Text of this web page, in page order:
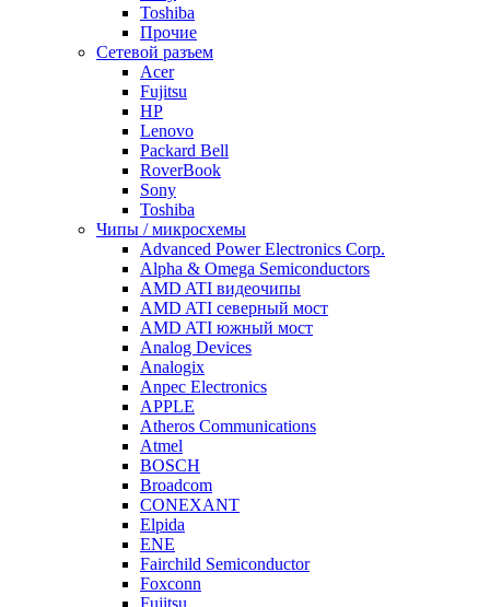
Toshiba
Прочие
Сетевой разъем
Acer
Fujitsu
HP
Lenovo
Packard Bell
RoverBook
Sony
Toshiba
Чипы / микросхемы
Advanced Power Electronics Corp.
Alpha & Omega Semiconductors
AMD ATI видеочипы
AMD ATI северный мост
AMD ATI южный мост
Analog Devices
Analogix
Anpec Electronics
APPLE
Atheros Communications
Atmel
BOSCH
Broadcom
CONEXANT
Elpida
ENE
Fairchild Semiconductor
Foxconn
Fujitsu